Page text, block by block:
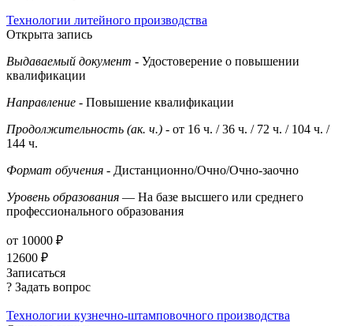
Технологии литейного производства
Открыта запись
Выдаваемый документ - Удостоверение о повышении
квалификации
Направление - Повышение квалификации
Продолжительность (ак. ч.) - от 16 ч. / 36 ч. / 72 ч. / 104 ч. /
144 ч.
Формат обучения - Дистанционно/Очно/Очно-заочно
Уровень образования — На базе высшего или среднего
профессионального образования
от 10000 ₽
12600 ₽
Записаться
? Задать вопрос
Технологии кузнечно-штамповочного производства